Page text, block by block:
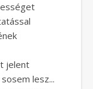
jelent
lesz...